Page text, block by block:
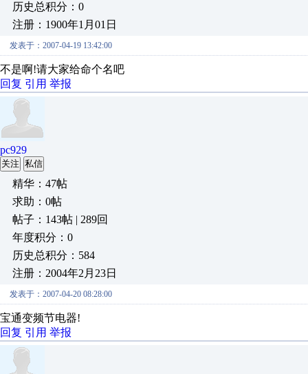
历史总积分：0
注册：1900年1月01日
发表于：2007-04-19 13:42:00
不是啊!请大家给命个名吧
回复 引用 举报
pc929
关注 私信
精华：47帖
求助：0帖
帖子：143帖 | 289回
年度积分：0
历史总积分：584
注册：2004年2月23日
发表于：2007-04-20 08:28:00
宝通变频节电器!
回复 引用 举报